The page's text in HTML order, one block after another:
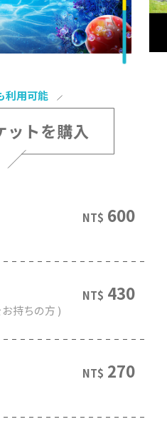
利用可能
ットを購入
NT$ 600
NT$ 430
持ちの方 )
NT$ 270